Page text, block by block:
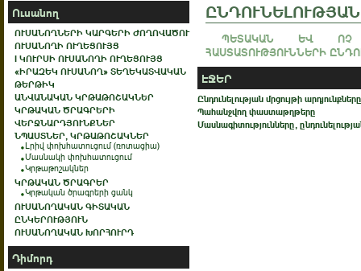
Ուսանող
ՈՒՍԱՆՈՂՆԵՐԻ ԿԱՐԳԵՐԻ ԺՈՂՈՎԱԾՈՒ
ՈՒՍԱՆՈՂԻ ՈՒՂԵՑՈՒՅՑ
I ԿՈՒՐՍԻ ՈՒՍԱՆՈՂԻ ՈՒՂԵՑՈՒՅՑ
«ԻՐԱԶԵԿ ՈՒՍԱՆՈՂ» ՏԵՂԵԿԱՏՎԱԿԱՆ
ԹԵՐԹԻԿ
ԱՆՎԱՆԱԿԱՆ ԿՐԹԱԹՈՇԱԿՆԵՐ
ԿՐԹԱԿԱՆ ԾՐԱԳՐԵՐԻ
ՎԵՐՋՆԱՐԴՅՈՒՆՔՆԵՐ
ՆՊԱՍՏՆԵՐ, ԿՐԹԱԹՈՇԱԿՆԵՐ
Լրիվ փոխհատուցում (ռոտացիա)
Մասնակի փոխհատուցում
Կրթաթոշակներ
ԿՐԹԱԿԱՆ ԾՐԱԳՐԵՐ
Կրթական ծրագրերի ցանկ
ՈՒՍԱՆՈՂԱԿԱՆ ԳԻՏԱԿԱՆ
ԸՆԿԵՐՈՒԹՅՈՒՆ
ՈՒՍԱՆՈՂԱԿԱՆ ԽՈՐՀՈՒՐԴ
Դիմորդ
ՊԵՏԱԿԱՆ ԵՎ ՈՉ
ՀԱՍՏԱՏՈՒԹՅՈՒՆՆԵՐԻ
ԷՋԵՐ
Ընդունելության մրցույթի արդյունքները
Պահանջվող փաստաթղթերը
Մասնագիտությունները,